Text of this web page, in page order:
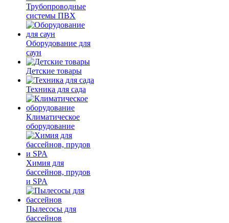
Трубопроводные
системы ПВХ
Оборудование для
саун
Детские товары
Техника для сада
Климатическое
оборудование
Химия для
бассейнов, прудов
и SPA
Пылесосы для
бассейнов